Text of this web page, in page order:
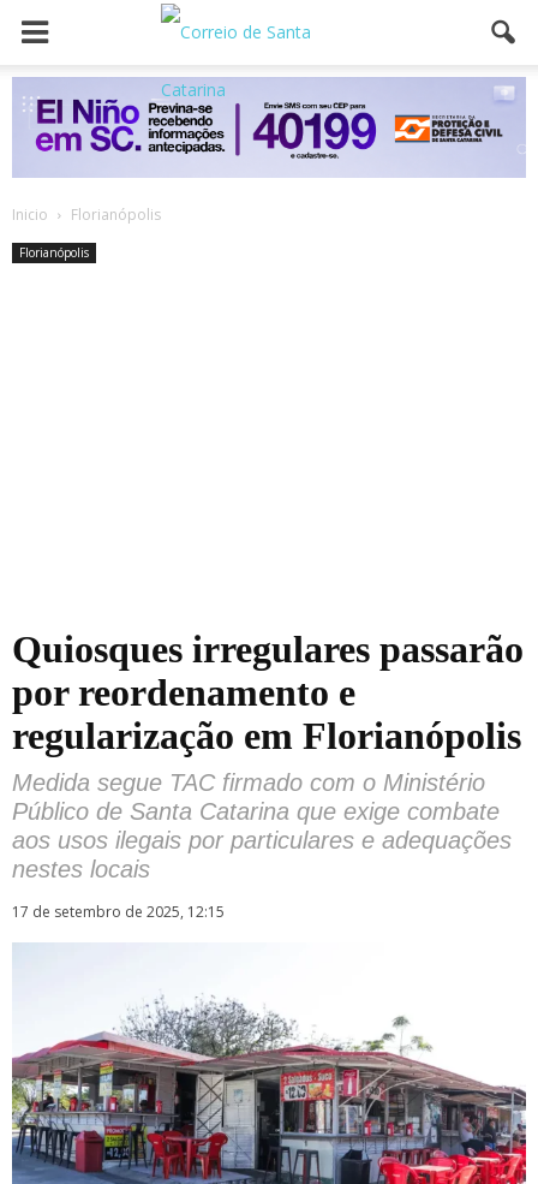
Inicio Florianópolis
Florianópolis
Quiosques irregulares passarão
por reordenamento e
regularização em Florianópolis
Medida segue TAC firmado com o Ministério
Público de Santa Catarina que exige combate
aos usos ilegais por particulares e adequações
nestes locais
17 de setembro de 2025, 12:15